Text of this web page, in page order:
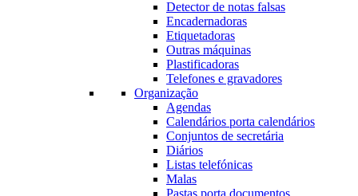
Detector de notas falsas
Encadernadoras
Etiquetadoras
Outras máquinas
Plastificadoras
Telefones e gravadores
Organização
Agendas
Calendários porta calendários
Conjuntos de secretária
Diários
Listas telefónicas
Malas
Pastas porta documentos